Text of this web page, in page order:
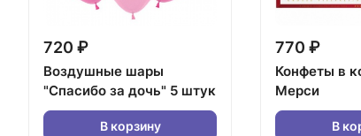
720 ₽
Воздушные шары
"Спасибо за дочь" 5 штук
В корзину
770 ₽
Конфеты в
Мерси
В